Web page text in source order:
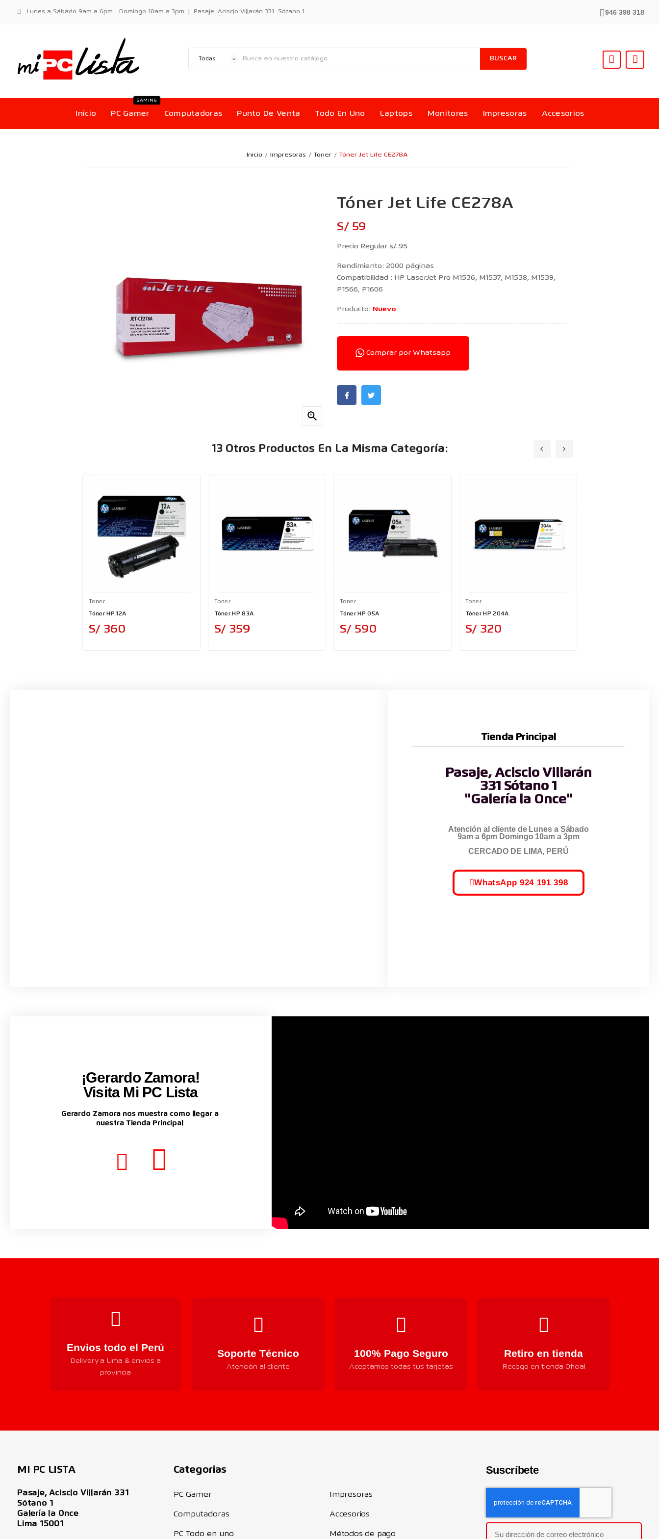
Lunes a Sábado 9am a 6pm - Domingo 10am a 3pm | Pasaje, Acisclo Villarán 331 Sótano 1 946 398 318
BUSCAR
Inicio PC Gamer
GAMING
Computadoras Punto De Venta Todo En Uno Laptops Monitores Impresoras Accesorios
Inicio Impresoras Toner Tóner Jet Life CE278A

Tóner Jet Life CE278A
S/ 59
Precio Regular s/ 95
Rendimiento: 2000 páginas
Compatibilidad : HP LaserJet Pro M1536, M1537, M1538, M1539,
P1566, P1606
Producto: Nuevo
Comprar por Whatsapp
13 Otros Productos En La Misma Categoría:
Toner
Tóner HP 12A
S/ 360
Toner
Tóner HP 83A
S/ 359
Toner
Tóner HP 05A
S/ 590
Toner
Tóner HP 204A
S/ 320
Tienda Principal
Pasaje, Acisclo Villarán
331 Sótano 1
"Galería la Once"
Atención al cliente de Lunes a Sábado
9am a 6pm Domingo 10am a 3pm
CERCADO DE LIMA, PERÚ
WhatsApp 924 191 398
¡Gerardo Zamora!
Visita Mi PC Lista
Gerardo Zamora nos muestra como llegar a
nuestra Tienda Principal
Envios todo el Perú
Delivery a Lima & envios a
provincia
Soporte Técnico
Atención al cliente
100% Pago Seguro
Aceptamos todas tus tarjetas
Retiro en tienda
Recogo en tienda Oficial
MI PC LISTA
Pasaje, Acisclo Villarán 331
Sótano 1
Galería la Once
Lima 15001
Categorias
PC Gamer
Computadoras
PC Todo en uno
Impresoras
Accesorios
Métodos de pago
Suscríbete